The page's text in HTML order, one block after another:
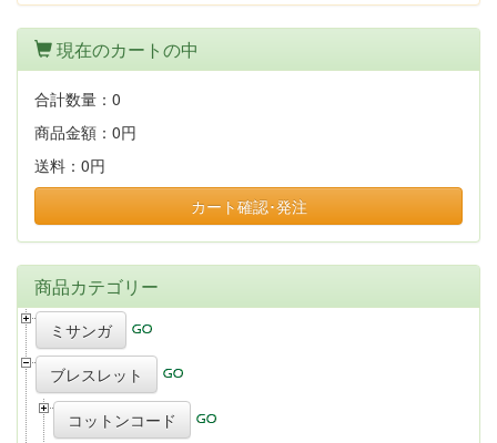
現在のカートの中
合計数量： 0
商品金額： 0円
送料： 0円
カート確認･発注
商品カテゴリー
ミサンガ
ブレスレット
コットンコード